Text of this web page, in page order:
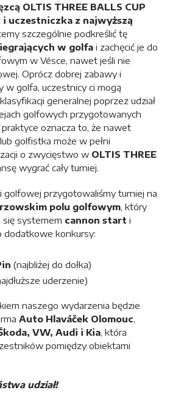
OLTIS THREE BALLS CUP
uczestniczka z najwyższą
szczególnie podkreślić tę
w golfa i zachęcić je do
w Vésce, nawet jeśli nie
Oprócz dobrej zabawy i
w golfa, uczestnicy ci mogą
generalnej poprzez udział
golfowych przygotowanych
oznacza to, że nawet
golfistka może w pełni
o zwycięstwo w OLTIS THREE
wygrać cały turniej.
golfowej przygotowaliśmy turniej na
polu golfowym, który
systemem cannon start i
dodatkowe konkursy:
(najbliżej do dołka)
uderzenie)
naszego wydarzenia będzie
Auto Hlaváček Olomouc,
VW, Audi i Kia, która
pomiędzy obiektami
udział!